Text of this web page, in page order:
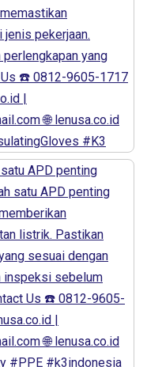
APD penting